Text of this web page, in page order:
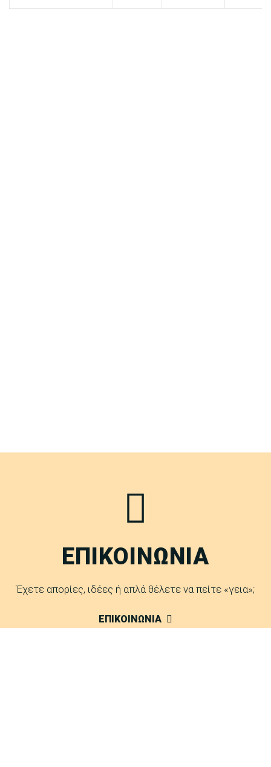
ΕΠΙΚΟΙΝΩΝΙΑ
Έχετε απορίες, ιδέες ή απλά θέλετε να πείτε «γεια»;
ΕΠΙΚΟΙΝΩΝΙΑ